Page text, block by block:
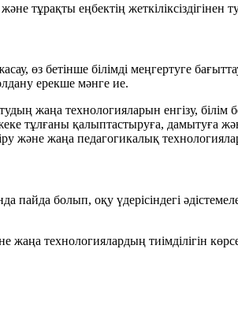
тұрақты еңбектің жеткіліксіздігінен
өз бетінше білімді меңгертуге
ерекше мәнге ие.
жаңа технологияларын енгізу, білім
тұлғаны қалыптастыруға, дамытуға
және жаңа педагогикалық
пайда болып, оқу үдерісіндегі
жаңа технологиялардың тиімділігін